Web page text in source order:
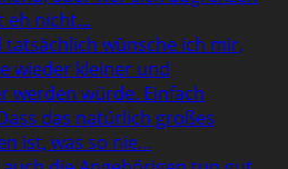
eh nicht…
tatsächlich wünsche ich mir,
wieder kleiner und
werden würde. Einfach
das natürlich großes
ist, was so nie…